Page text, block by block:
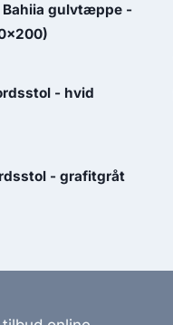
Bahiia gulvtæppe -
- hvid
- grafitgråt